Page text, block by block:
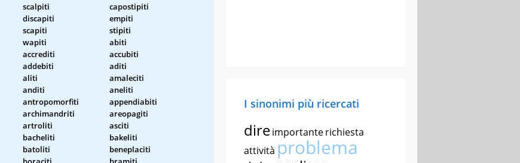
scalpiti
capostipiti
discapiti
empiti
scapiti
stipiti
wapiti
abiti
accrediti
accubiti
addebiti
aditi
aliti
amaleciti
anditi
aneliti
antropomorfiti
appendiabiti
archimandriti
areopagiti
artroliti
asciti
bacheliti
bakeliti
batoliti
beneplaciti
I sinonimi più ricercati
direimportanterichiesta
attività problema